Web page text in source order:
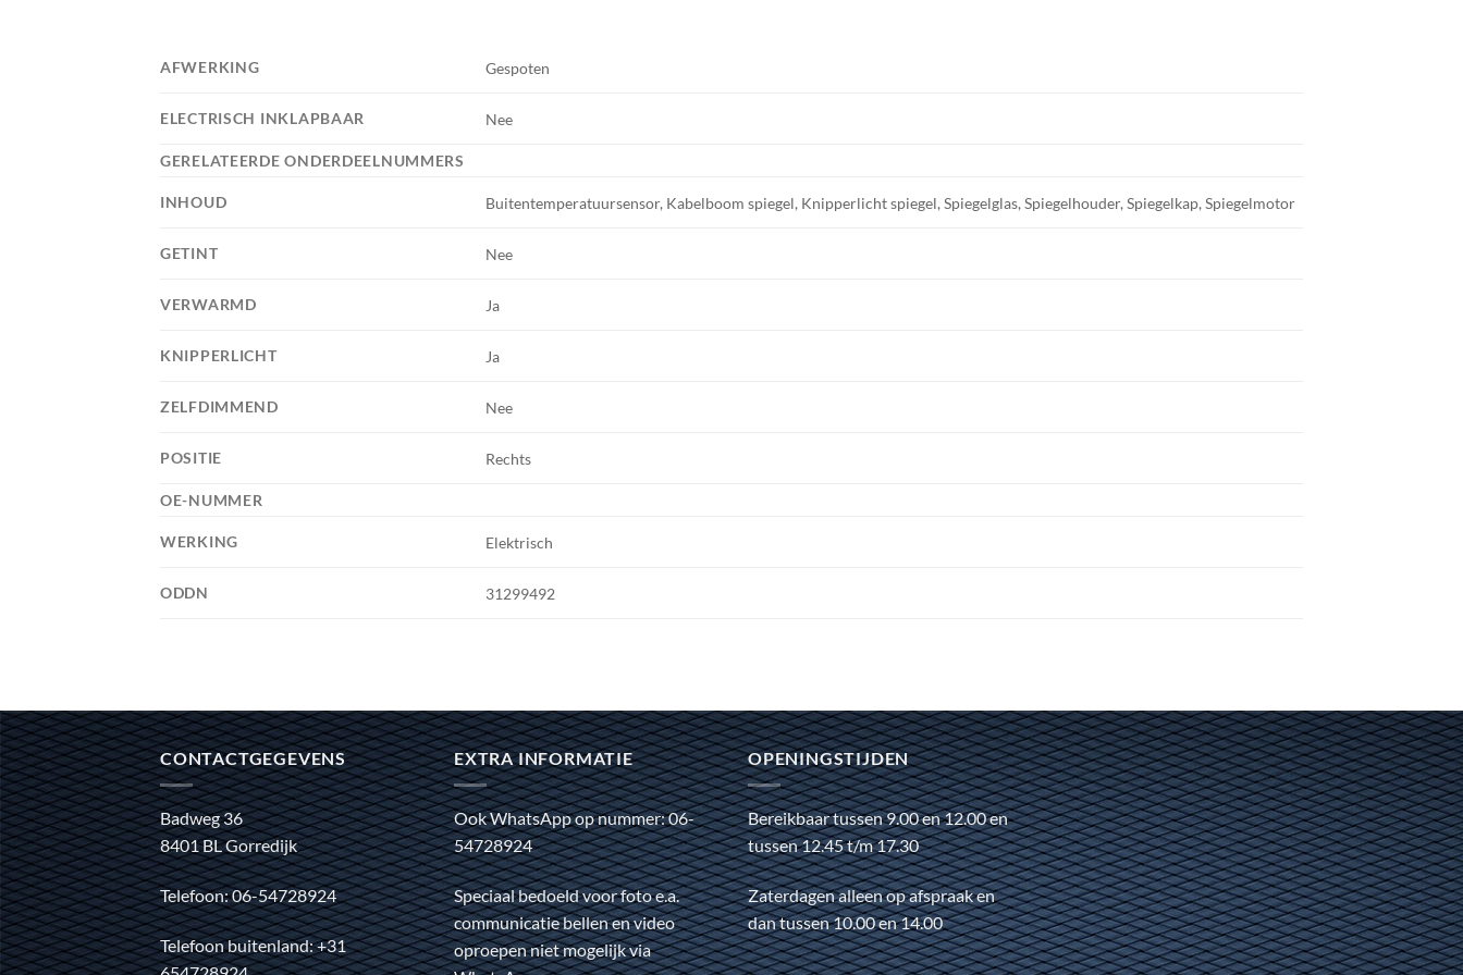
AFWERKING Gespoten
ELECTRISCH INKLAPBAAR Nee
GERELATEERDE ONDERDEELNUMMERS
INHOUD Buitentemperatuursensor, Kabelboom spiegel, Knipperlicht spiegel, Spiegelglas, Spiegelhouder, Spiegelkap, Spiegelmotor
GETINT Nee
VERWARMD Ja
KNIPPERLICHT Ja
ZELFDIMMEND Nee
POSITIE Rechts
OE-NUMMER
WERKING Elektrisch
ODDN 31299492
CONTACTGEGEVENS
Badweg 36
8401 BL Gorredijk
Telefoon: 06-54728924
Telefoon buitenland: +31
EXTRA INFORMATIE
Ook WhatsApp op nummer: 06-
54728924
Speciaal bedoeld voor foto e.a.
communicatie bellen en video
oproepen niet mogelijk via
OPENINGSTIJDEN
Bereikbaar tussen 9.00 en 12.00 en
tussen 12.45 t/m 17.30
Zaterdagen alleen op afspraak en
dan tussen 10.00 en 14.00